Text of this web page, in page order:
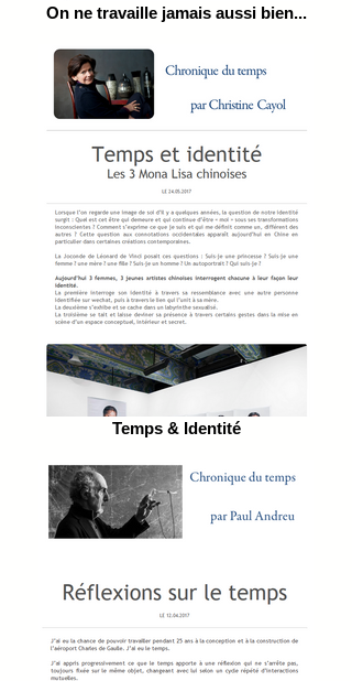
On ne travaille jamais aussi bien...
Temps & Identité